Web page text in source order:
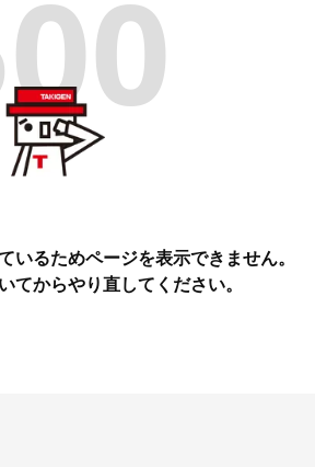
いるためページを表示できません。
てからやり直してください。